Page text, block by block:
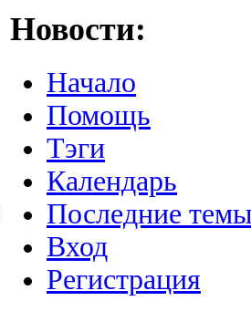
Новости:
Начало
Помощь
Тэги
Календарь
Последние
Вход
Регистрация